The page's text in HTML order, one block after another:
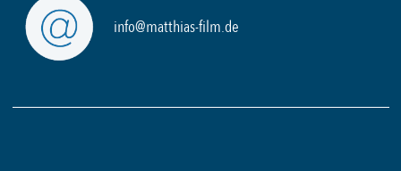
info@matthias-film.de